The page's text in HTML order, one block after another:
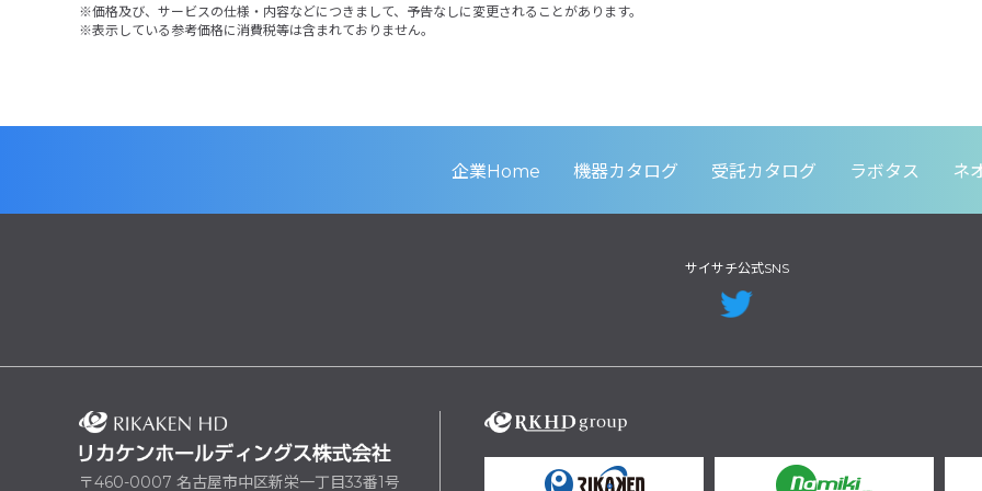
価格及び、サービスの仕様・内容などにつきまして、予告なしに変更されることがあります。
表示している参考価格に消費税等は含まれておりません。
企業Home 機器カタログ 受託カタログ ラボタス ネ
サイサチ公式SNS
〒460-0007 名古屋市中区新栄一丁目33番1号